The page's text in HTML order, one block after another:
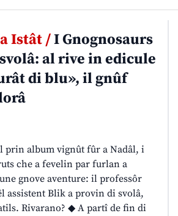
Istât /I Gnognosaurs
al rive in edicule
di blu», il gnûf
prin album vignût fûr a Nadâl, i
che a fevelin par furlan a
gnove aventure: il professôr
assistent Blik a provin di svolâ,
Rivarano? ◆ A partî de fin di